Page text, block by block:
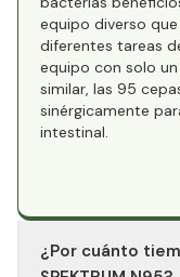
equipo diverso
diferentes tareas
equipo con solo
similar, las 95
sinérgicamente
intestinal.​
¿Por cuánto